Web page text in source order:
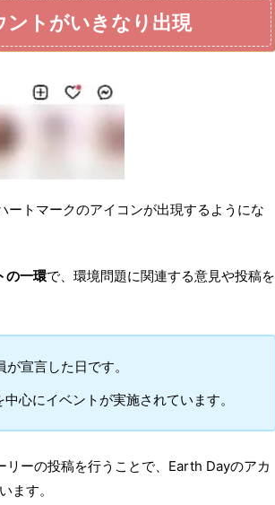
トがいきなり出現
ートマークのアイコンが出現するようにな
の一環で、環境問題に関連する意見や投稿を
宣言した日です。
心にイベントが実施されています。
ーの投稿を行うことで、Earth Dayのアカ
ます。